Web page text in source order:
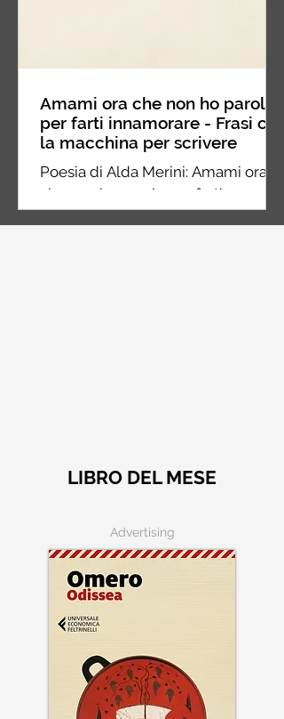
Amami ora che non ho parole
per farti innamorare - Frasi con
la macchina per scrivere
Poesia di Alda Merini: Amami ora
che non ho parole per farti
LIBRO DEL MESE
Advertising